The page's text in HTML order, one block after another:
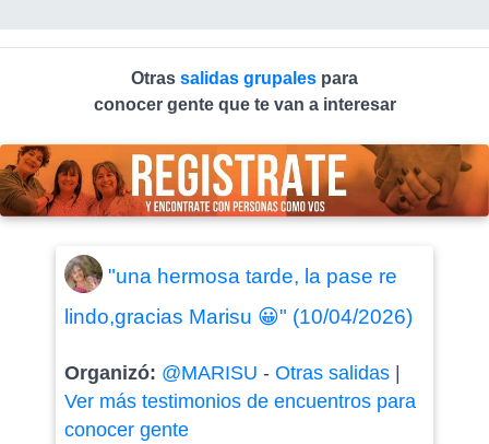
Otras salidas grupales para
conocer gente que te van a interesar
"una hermosa tarde, la pase re
lindo,gracias Marisu 😀" (10/04/2026)
Organizó: @MARISU - Otras salidas|
Ver más testimonios de encuentros para
conocer gente